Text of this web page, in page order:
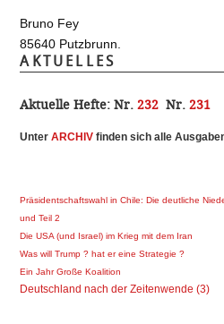
Bruno Fey
85640 Putzbrunn.
AKTUELLES
Aktuelle Hefte: Nr.232 Nr.231
UnterARCHIV finden sich alle
Präsidentschaftswahl in Chile: Die deutliche
und Teil 2
Die USA (und Israel) im Krieg mit dem Iran
Was will Trump ? hat er eine Strategie ?
Ein Jahr Große Koalition
Deutschland nach der Zeitenwende (3)